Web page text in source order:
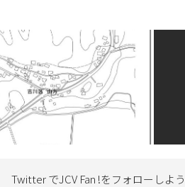
Twitter でJCV Fan !をフォローしよう